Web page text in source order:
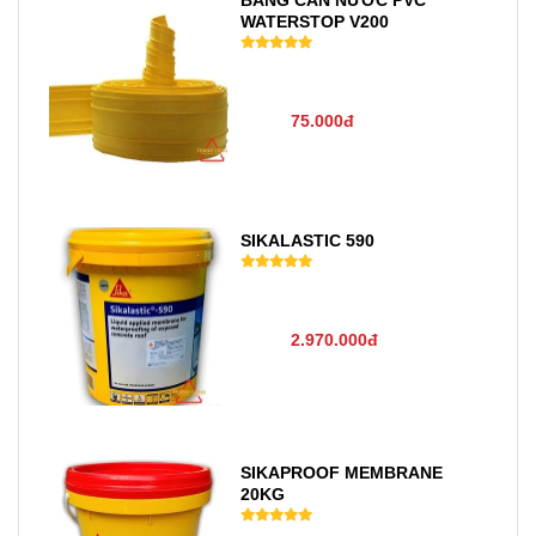
WATERSTOP V200
75.000đ
SIKALASTIC 590
2.970.000đ
SIKAPROOF MEMBRANE
20KG